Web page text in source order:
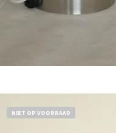
NIET OP VOORRAAD